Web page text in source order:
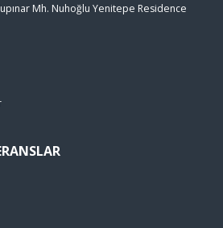
Mh. Nuhoğlu Yenitepe Residence